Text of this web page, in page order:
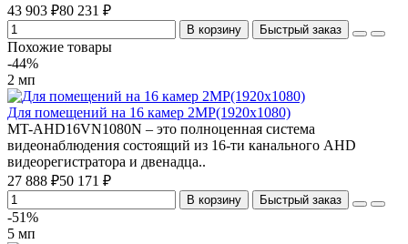
43 903 ₽80 231 ₽
В корзину Быстрый заказ
Похожие товары
-44%
2 мп
Для помещений на 16 камер 2MP(1920х1080)
MT-AHD16VN1080N – это полноценная система
видеонаблюдения состоящий из 16-ти канального AHD
видеорегистратора и двенадца..
27 888 ₽50 171 ₽
В корзину Быстрый заказ
-51%
5 мп